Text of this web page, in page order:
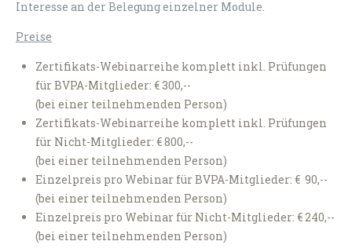
Interesse an der Belegung einzelner Module.
Preise
Zertifikats-Webinarreihe komplett inkl. Prüfungen
für BVPA-Mitglieder: € 300,--
(bei einer teilnehmenden Person)
Zertifikats-Webinarreihe komplett inkl. Prüfungen
für Nicht-Mitglieder: € 800,--
(bei einer teilnehmenden Person)
Einzelpreis pro Webinar für BVPA-Mitglieder: € 90,--
(bei einer teilnehmenden Person)
Einzelpreis pro Webinar für Nicht-Mitglieder: € 240,--
(bei einer teilnehmenden Person)